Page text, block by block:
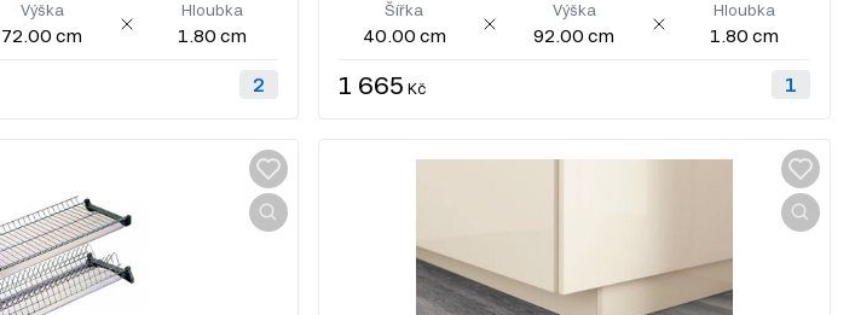
Výška
72.00 cm
Hloubka
1.80 cm
Šířka
40.00 cm
Výška
92.00 cm
Hloubka
1.80 cm
1 665 Kč